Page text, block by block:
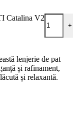
Catalina V2
+
lenjerie de pat
și rafinament,
și relaxantă.